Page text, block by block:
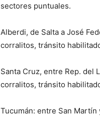
sectores puntuales.
Alberdi, de Salta a José
corralitos, tránsito
Santa Cruz, entre Rep. del
corralitos, tránsito
Tucumán: entre San